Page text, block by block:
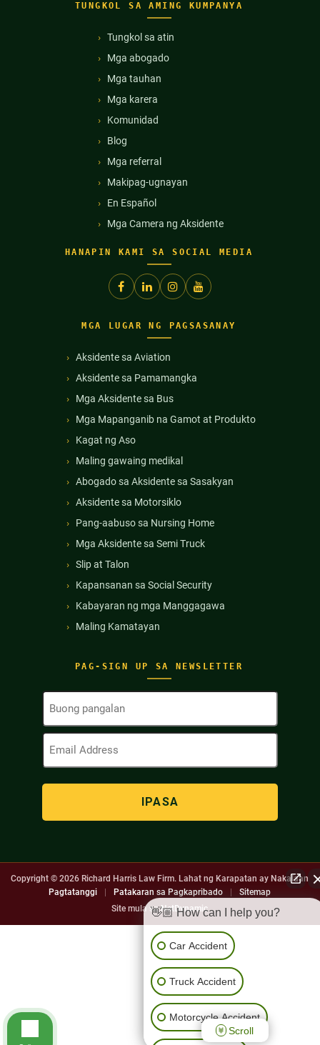
TUNGKOL SA AMING KUMPANYA
Tungkol sa atin
Mga abogado
Mga tauhan
Mga karera
Komunidad
Blog
Mga referral
Makipag-ugnayan
En Español
Mga Camera ng Aksidente
HANAPIN KAMI SA SOCIAL MEDIA
PAG-SIGN UP SA NEWSLETTER
Buong
(Kinakailangan)
Email
(Kinakailangan)
MGA LUGAR NG PAGSASANAY
Aksidente sa Aviation
Aksidente sa Pamamangka
Mga Aksidente sa Bus
Mga Mapanganib na Gamot at Produkto
Kagat ng Aso
Maling gawaing medikal
Abogado sa Aksidente sa Sasakyan
Aksidente sa Motorsiklo
Pang-aabuso sa Nursing Home
Mga Aksidente sa Semi Truck
Slip at Talon
Kapansanan sa Social Security
Kabayaran ng mga Manggagawa
Maling Kamatayan
Copyright © 2026 Richard Harris Law Firm. Lahat ng Karapatan ay Nakalaan
Pagtatanggi
Patakaran sa Pagkapribado
Sitemap
Site mula saNetDynamic
👋🏼 How can I help you?
Car Accident
Truck Accident
Motorcycle Accident
Scroll